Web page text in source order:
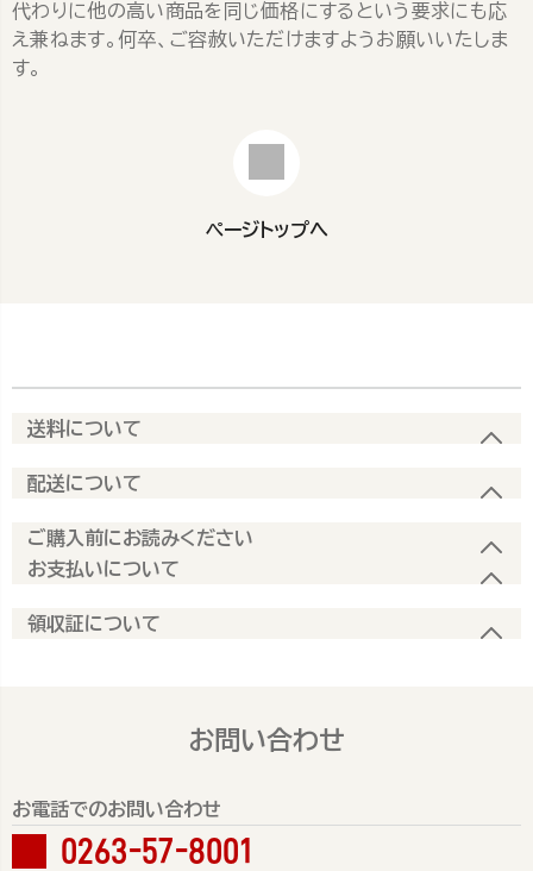
代わりに他の高い商品を同じ価格にするという要求にも応
え兼ねます。何卒、ご容赦いただけますようお願いいたしま
す。
ページトップへ
送料について
配送について
ご購入前にお読みください
お支払いについて
領収証について
お問い合わせ
お電話でのお問い合わせ
0263-57-8001